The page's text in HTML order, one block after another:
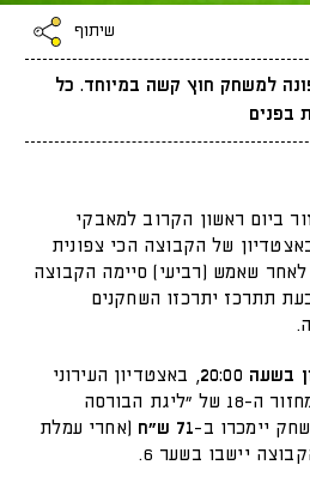
שיתוף
למשחק חוץ קשה במיוחד. כל
בפנים
ביום ראשון הקרוב למאבקי
של הקבוצה הכי צפונית
לאחר שאמש (רביעי) סיימה הקבוצה
תתרכז יתרכזו השחקנים
20:00
, באצטדיון העירוני
בקרית שמונה, במסגרת המחזור ה-18 של "ליגת הבורסה
יימכרו ב-71 ש״ח
(אחרי עמלת
יישבו בשער 6.